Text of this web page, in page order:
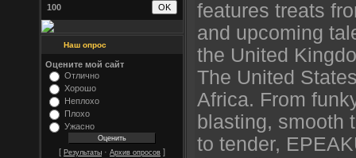
100
Наш опрос
Оцените мой сайт
Отлично
Хорошо
Неплохо
Плохо
Ужасно
[ Результаты · Архив опросов ]
features treats
and upcoming
the United
The United
Africa. From
blasting, smooth
to tender,